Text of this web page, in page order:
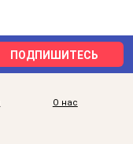
ПОДПИШИТЕСЬ
О нас